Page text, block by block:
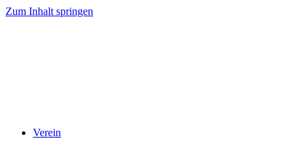
Zum Inhalt springen
Verein